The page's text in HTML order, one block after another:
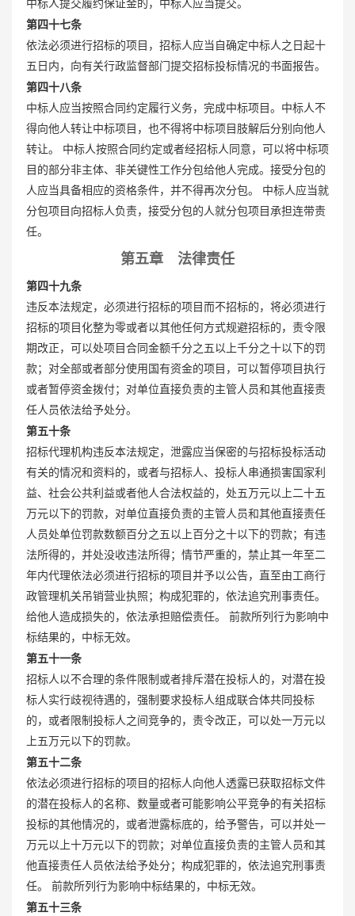
中标人提交履约保证金的，中标人应当提交。
第四十七条
依法必须进行招标的项目，招标人应当自确定中标人之日起十
五日内，向有关行政监督部门提交招标投标情况的书面报告。
第四十八条
中标人应当按照合同约定履行义务，完成中标项目。中标人不
得向他人转让中标项目，也不得将中标项目肢解后分别向他人
转让。 中标人按照合同约定或者经招标人同意，可以将中标项
目的部分非主体、非关键性工作分包给他人完成。接受分包的
人应当具备相应的资格条件，并不得再次分包。 中标人应当就
分包项目向招标人负责，接受分包的人就分包项目承担连带责
任。
第五章 法律责任
第四十九条
违反本法规定，必须进行招标的项目而不招标的，将必须进行
招标的项目化整为零或者以其他任何方式规避招标的，责令限
期改正，可以处项目合同金额千分之五以上千分之十以下的罚
款；对全部或者部分使用国有资金的项目，可以暂停项目执行
或者暂停资金拨付；对单位直接负责的主管人员和其他直接责
任人员依法给予处分。
第五十条
招标代理机构违反本法规定，泄露应当保密的与招标投标活动
有关的情况和资料的，或者与招标人、投标人串通损害国家利
益、社会公共利益或者他人合法权益的，处五万元以上二十五
万元以下的罚款，对单位直接负责的主管人员和其他直接责任
人员处单位罚款数额百分之五以上百分之十以下的罚款；有违
法所得的，并处没收违法所得；情节严重的，禁止其一年至二
年内代理依法必须进行招标的项目并予以公告，直至由工商行
政管理机关吊销营业执照；构成犯罪的，依法追究刑事责任。
给他人造成损失的，依法承担赔偿责任。 前款所列行为影响中
标结果的，中标无效。
第五十一条
招标人以不合理的条件限制或者排斥潜在投标人的，对潜在投
标人实行歧视待遇的，强制要求投标人组成联合体共同投标
的，或者限制投标人之间竞争的，责令改正，可以处一万元以
上五万元以下的罚款。
第五十二条
依法必须进行招标的项目的招标人向他人透露已获取招标文件
的潜在投标人的名称、数量或者可能影响公平竞争的有关招标
投标的其他情况的，或者泄露标底的，给予警告，可以并处一
万元以上十万元以下的罚款；对单位直接负责的主管人员和其
他直接责任人员依法给予处分；构成犯罪的，依法追究刑事责
任。 前款所列行为影响中标结果的，中标无效。
第五十三条